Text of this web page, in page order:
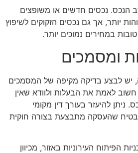
הנכס. נכסים חדשים או משופצים
יותר, אך גם נכסים הזקוקים לשיפוץ
במחירים נמוכים יותר.
ומסמכים
יש לבצע בדיקה מקיפה של המסמכים
חשוב לאמת את הבעלות ולוודא שאין
ניתן להיעזר בעורך דין מקומי
שהעסקה מתבצעת בצורה חוקית
הפיתוח העירוניות באזור, מכיוון